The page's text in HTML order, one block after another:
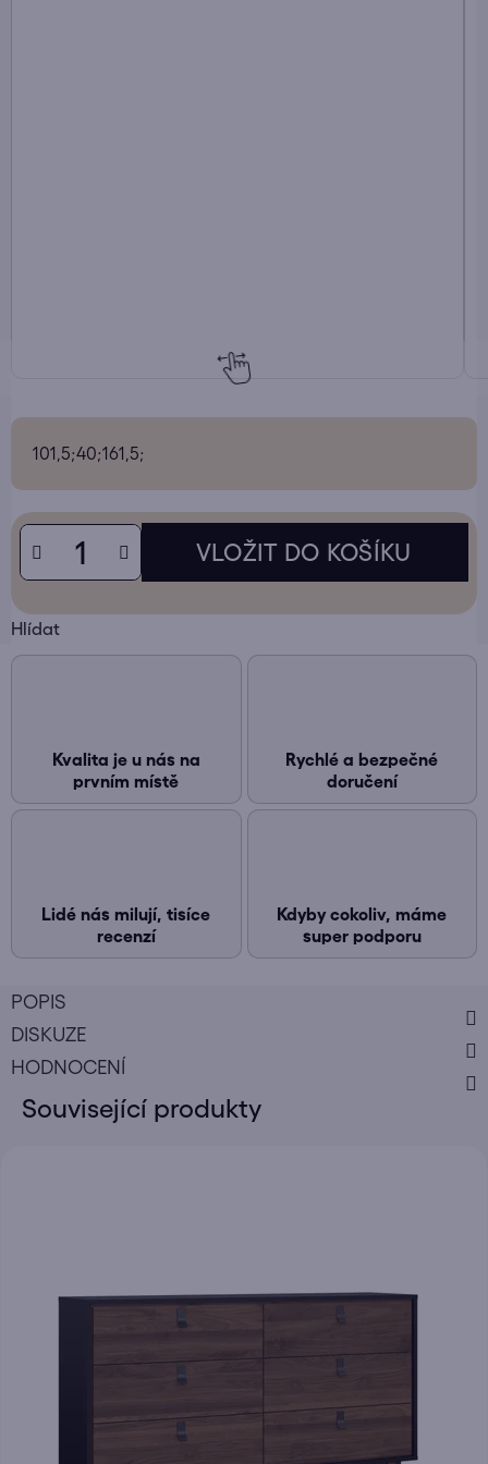
101,5;40;161,5;
Hlídat
Kvalita je u nás na
prvním místě
Rychlé a bezpečné
doručení
Lidé nás milují, tisíce
recenzí
Kdyby cokoliv, máme
super podporu
POPIS
DISKUZE
HODNOCENÍ
Související produkty